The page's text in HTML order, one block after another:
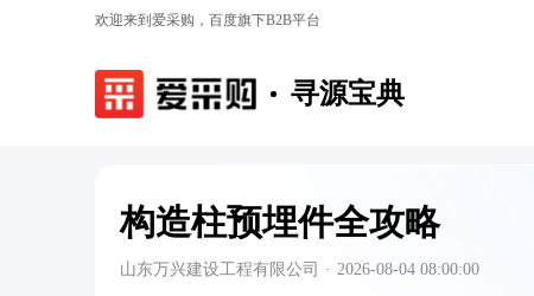
欢迎来到爱采购，百度旗下B2B平台
寻源宝典
构造柱预埋件全攻略
山东万兴建设工程有限公司 · 2026-08-04 08:00:00